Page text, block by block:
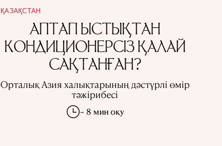
ҚАЗАҚСТАН
АПТАП ЫСТЫҚТАН
КОНДИЦИОНЕРСІЗ ҚАЛАЙ
САҚТАНҒАН?
Орталық Азия халықтарының дәстүрлі өмір
тәжірибесі
~ 8 мин оқу